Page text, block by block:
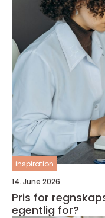
inspiration
14. June 2026
Pris for
egentlig for?